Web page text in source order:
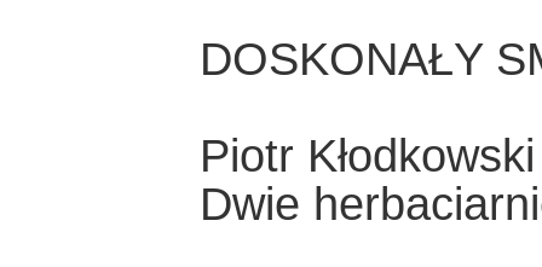
DOSKONAŁY
Piotr Kłodkowski
Dwie